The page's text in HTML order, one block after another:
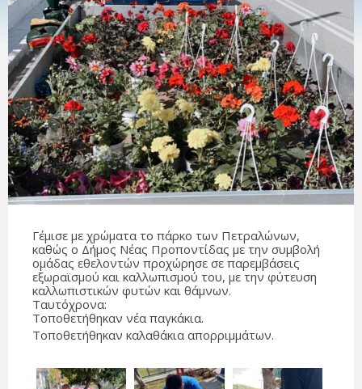
Γέμισε με χρώματα το πάρκο των Πετραλώνων,
καθώς ο Δήμος Νέας Προποντίδας με την συμβολή
ομάδας εθελοντών προχώρησε σε παρεμβάσεις
εξωραϊσμού και καλλωπισμού του, με την φύτευση
καλλωπιστικών φυτών και θάμνων.
Ταυτόχρονα:
Τοποθετήθηκαν νέα παγκάκια.
Τοποθετήθηκαν καλαθάκια απορριμμάτων.